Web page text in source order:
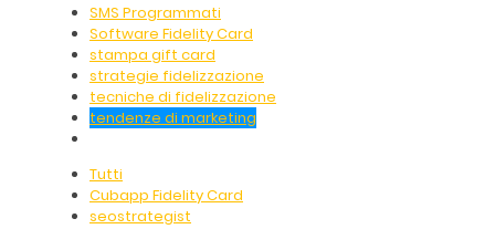
SMS Programmati
Software Fidelity Card
stampa gift card
strategie fidelizzazione
tecniche di fidelizzazione
tendenze di marketing
Tutti
Cubapp Fidelity Card
seostrategist